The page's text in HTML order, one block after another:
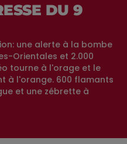
DU 9
une alerte à la bombe
Orientales et 2.000
tourne à l'orage et le
à l'orange. 600 flamants
et une zébrette à